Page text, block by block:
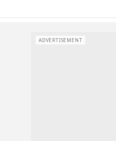
ADVERTISEMENT